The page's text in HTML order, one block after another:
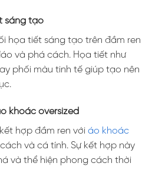
sáng tạo
họa tiết sáng tạo trên đầm ren
và phá cách. Họa tiết như
phối màu tinh tế giúp tạo nên
khoác oversized
hợp đầm ren với áo khoác
và cá tính. Sự kết hợp này
và thể hiện phong cách thời